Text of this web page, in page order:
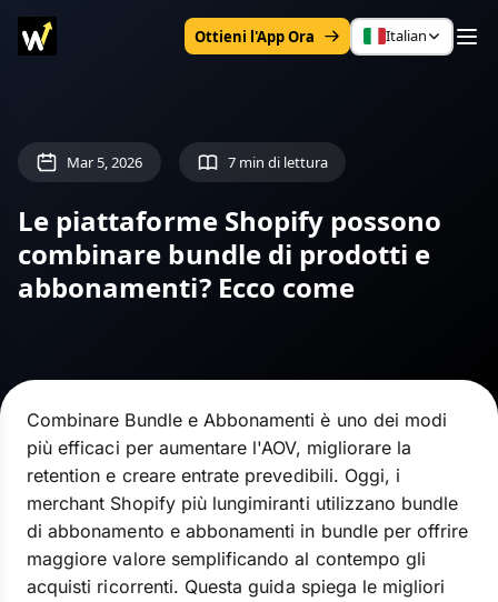
Ottieni l'App Ora Italian
Mar 5, 2026 7 min di lettura
Le piattaforme Shopify possono
combinare bundle di prodotti e
abbonamenti? Ecco come
Combinare Bundle e Abbonamenti è uno dei modi
più efficaci per aumentare l'AOV, migliorare la
retention e creare entrate prevedibili. Oggi, i
merchant Shopify più lungimiranti utilizzano bundle
di abbonamento e abbonamenti in bundle per offrire
maggiore valore semplificando al contempo gli
acquisti ricorrenti. Questa guida spiega le migliori